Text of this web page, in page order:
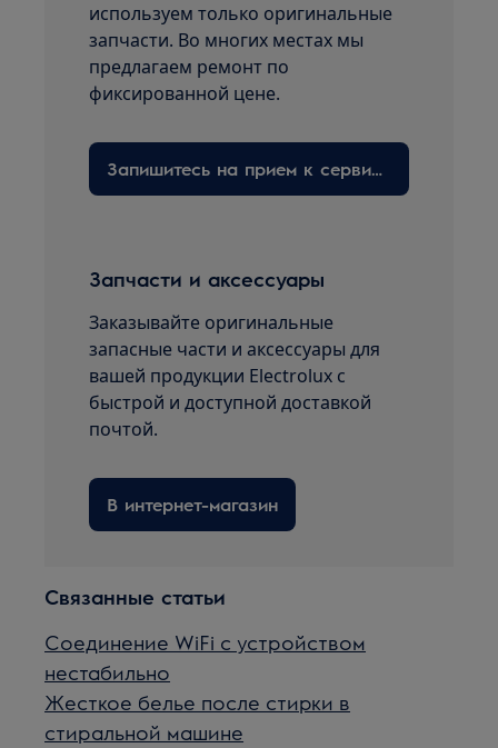
используем только оригинальные
запчасти. Во многих местах мы
предлагаем ремонт по
фиксированной цене.
Запишитесь на прием к сервисному технику здесь
Запчасти и аксессуары
Заказывайте оригинальные
запасные части и аксессуары для
вашей продукции Electrolux с
быстрой и доступной доставкой
почтой.
В интернет-магазин
Связанные статьи
Соединение WiFi с устройством
нестабильно
Жесткое белье после стирки в
стиральной машине